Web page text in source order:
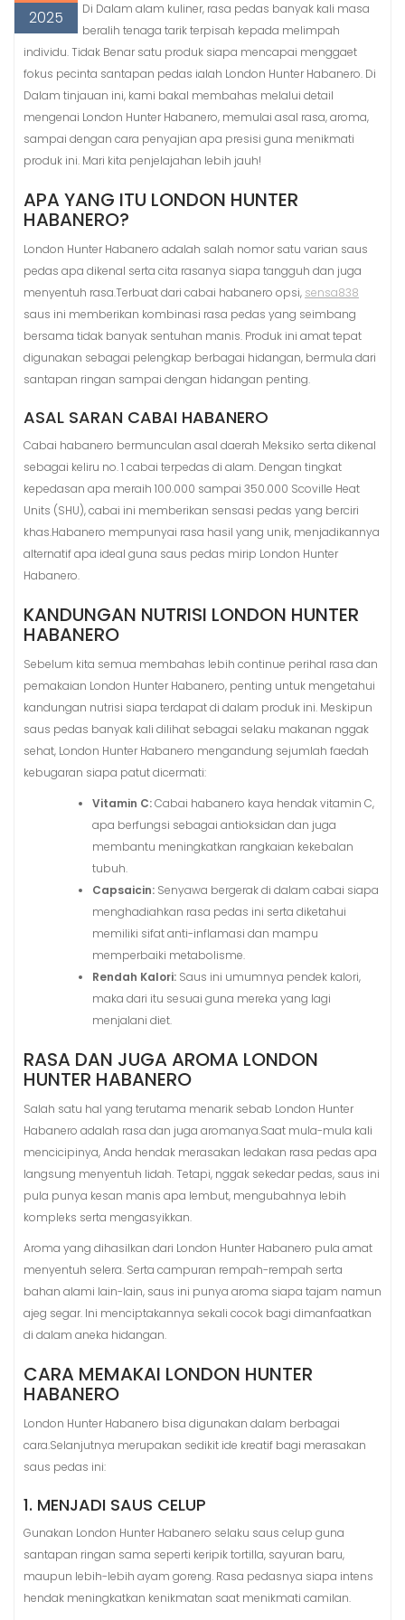
2025
Di Dalam alam kuliner, rasa pedas banyak kali masa
beralih tenaga tarik terpisah kepada melimpah
individu. Tidak Benar satu produk siapa mencapai menggaet
fokus pecinta santapan pedas ialah London Hunter Habanero. Di
Dalam tinjauan ini, kami bakal membahas melalui detail
mengenai London Hunter Habanero, memulai asal rasa, aroma,
sampai dengan cara penyajian apa presisi guna menikmati
produk ini. Mari kita penjelajahan lebih jauh!
APA YANG ITU LONDON HUNTER
HABANERO?
London Hunter Habanero adalah salah nomor satu varian saus
pedas apa dikenal serta cita rasanya siapa tangguh dan juga
menyentuh rasa.Terbuat dari cabai habanero opsi, sensa838
saus ini memberikan kombinasi rasa pedas yang seimbang
bersama tidak banyak sentuhan manis. Produk ini amat tepat
digunakan sebagai pelengkap berbagai hidangan, bermula dari
santapan ringan sampai dengan hidangan penting.
ASAL SARAN CABAI HABANERO
Cabai habanero bermunculan asal daerah Meksiko serta dikenal
sebagai keliru no. 1 cabai terpedas di alam. Dengan tingkat
kepedasan apa meraih 100.000 sampai 350.000 Scoville Heat
Units (SHU), cabai ini memberikan sensasi pedas yang berciri
khas.Habanero mempunyai rasa hasil yang unik, menjadikannya
alternatif apa ideal guna saus pedas mirip London Hunter
Habanero.
KANDUNGAN NUTRISI LONDON HUNTER
HABANERO
Sebelum kita semua membahas lebih continue perihal rasa dan
pemakaian London Hunter Habanero, penting untuk mengetahui
kandungan nutrisi siapa terdapat di dalam produk ini. Meskipun
saus pedas banyak kali dilihat sebagai selaku makanan nggak
sehat, London Hunter Habanero mengandung sejumlah faedah
kebugaran siapa patut dicermati:
Vitamin C:Cabai habanero kaya hendak vitamin C,
apa berfungsi sebagai antioksidan dan juga
membantu meningkatkan rangkaian kekebalan
tubuh.
Capsaicin: Senyawa bergerak di dalam cabai siapa
menghadiahkan rasa pedas ini serta diketahui
memiliki sifat anti-inflamasi dan mampu
memperbaiki metabolisme.
Rendah Kalori: Saus ini umumnya pendek kalori,
maka dari itu sesuai guna mereka yang lagi
menjalani diet.
RASA DAN JUGA AROMA LONDON
HUNTER HABANERO
Salah satu hal yang terutama menarik sebab London Hunter
Habanero adalah rasa dan juga aromanya.Saat mula-mula kali
mencicipinya, Anda hendak merasakan ledakan rasa pedas apa
langsung menyentuh lidah. Tetapi, nggak sekedar pedas, saus ini
pula punya kesan manis apa lembut, mengubahnya lebih
kompleks serta mengasyikkan.
Aroma yang dihasilkan dari London Hunter Habanero pula amat
menyentuh selera. Serta campuran rempah-rempah serta
bahan alami lain-lain, saus ini punya aroma siapa tajam namun
ajeg segar. Ini menciptakannya sekali cocok bagi dimanfaatkan
di dalam aneka hidangan.
CARA MEMAKAI LONDON HUNTER
HABANERO
London Hunter Habanero bisa digunakan dalam berbagai
cara.Selanjutnya merupakan sedikit ide kreatif bagi merasakan
saus pedas ini:
1. MENJADI SAUS CELUP
Gunakan London Hunter Habanero selaku saus celup guna
santapan ringan sama seperti keripik tortilla, sayuran baru,
maupun lebih-lebih ayam goreng. Rasa pedasnya siapa intens
hendak meningkatkan kenikmatan saat menikmati camilan.